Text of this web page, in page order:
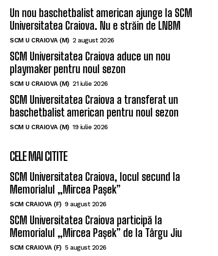
Un nou baschetbalist american ajunge la SCM
Universitatea Craiova. Nu e străin de LNBM
SCM U CRAIOVA (M) 2 august 2026
SCM Universitatea Craiova aduce un nou
playmaker pentru noul sezon
SCM U CRAIOVA (M) 21 iulie 2026
SCM Universitatea Craiova a transferat un
baschetbalist american pentru noul sezon
SCM U CRAIOVA (M) 19 iulie 2026
CELE MAI CITITE
SCM Universitatea Craiova, locul secund la
Memorialul „Mircea Pașek”
SCM CRAIOVA (F) 9 august 2026
SCM Universitatea Craiova participă la
Memorialul „Mircea Pașek” de la Târgu Jiu
SCM CRAIOVA (F) 5 august 2026